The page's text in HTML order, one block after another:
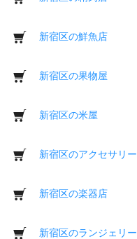
新宿区の鮮魚店
新宿区の果物屋
新宿区の米屋
新宿区のアクセサリー
新宿区の楽器店
新宿区のランジェリー